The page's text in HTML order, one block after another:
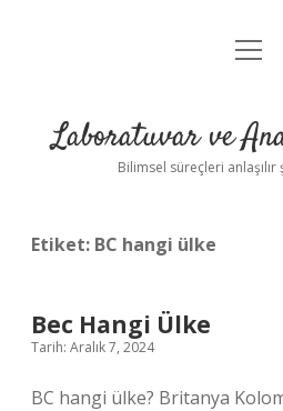
Anasayfa
Yasal
Laboratuvar ve
Bilimsel süreçleri
Etiket: BC hangi ülke
Bec Hangi Ülke
Tarih: Aralık 7, 2024
BC hangi ülke? Britanya